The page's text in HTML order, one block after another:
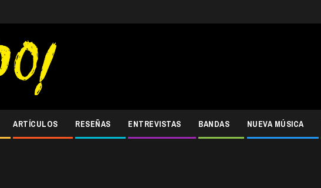
ARTÍCULOS RESEÑAS ENTREVISTAS BANDAS NUEVA MÚSICA